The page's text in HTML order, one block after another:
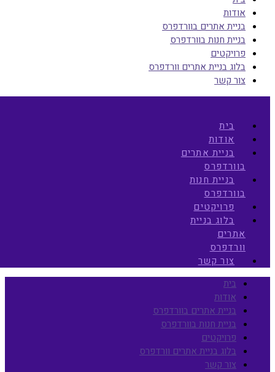
אודות
בניית אתרים בוורדפרס
בניית חנות בוורדפרס
פרויקטים
בלוג בניית אתרים וורדפרס
צור קשר
אודות
בניית אתרים
בוורדפרס
בניית חנות
בוורדפרס
פרויקטים
בלוג בניית
אתרים
וורדפרס
צור קשר
בית
אודות
בניית אתרים בוורדפרס
בניית חנות בוורדפרס
פרויקטים
בלוג בניית אתרים וורדפרס
צור קשר